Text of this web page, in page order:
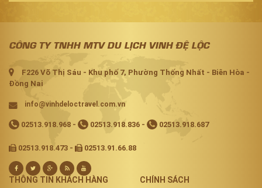
CÔNG TY TNHH MTV DU LỊCH VINH ĐỆ LỘC
F226 Võ Thị Sáu - Khu phố 7, Phường Thống Nhất - Biên Hòa -
Đồng Nai
info@vinhdeloctravel.com.vn
02513.918.968 - 02513.918.836 - 02513.918.687
02513.918.473 - 02513.91.66.88
THÔNG TIN KHÁCH HÀNG CHÍNH SÁCH